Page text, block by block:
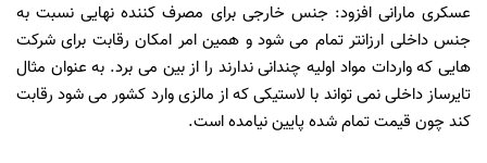
عسکری مارانی افزود: جنس خارجی برای مصرف کننده نهایی نسبت به
جنس داخلی ارزانتر تمام می شود و همین امر امکان رقابت برای شرکت
هایی که واردات مواد اولیه چندانی ندارند را از بین می برد. به عنوان مثال
تایرساز داخلی نمی تواند با لاستیکی که از مالزی وارد کشور می شود رقابت
کند چون قیمت تمام شده پایین نیامده است.